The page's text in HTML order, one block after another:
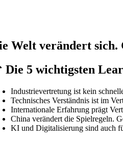
Welt verändert
Die 5 wichtigsten
Industrievertretung ist kein
Technisches Verständnis ist im
Internationale Erfahrung prägt
China verändert die Spielregeln.
KI und Digitalisierung sind auch